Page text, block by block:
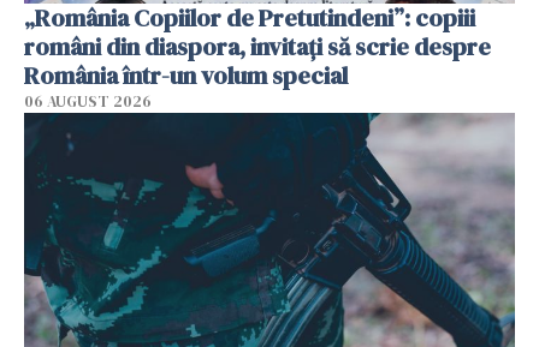
„România Copiilor de Pretutindeni”: copiii
români din diaspora, invitați să scrie despre
România într-un volum special
06 AUGUST 2026